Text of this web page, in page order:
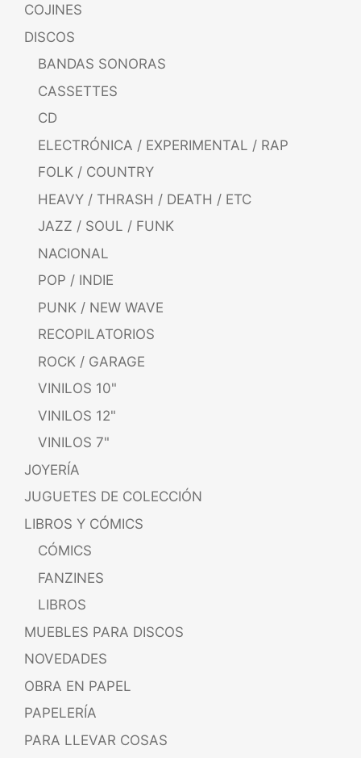
COJINES
DISCOS
BANDAS SONORAS
CASSETTES
CD
ELECTRÓNICA / EXPERIMENTAL / RAP
FOLK / COUNTRY
HEAVY / THRASH / DEATH / ETC
JAZZ / SOUL / FUNK
NACIONAL
POP / INDIE
PUNK / NEW WAVE
RECOPILATORIOS
ROCK / GARAGE
VINILOS 10"
VINILOS 12"
VINILOS 7"
JOYERÍA
JUGUETES DE COLECCIÓN
LIBROS Y CÓMICS
CÓMICS
FANZINES
LIBROS
MUEBLES PARA DISCOS
NOVEDADES
OBRA EN PAPEL
PAPELERÍA
PARA LLEVAR COSAS